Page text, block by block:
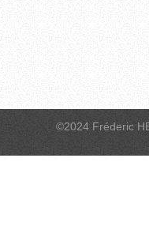
©2024 Fréderic